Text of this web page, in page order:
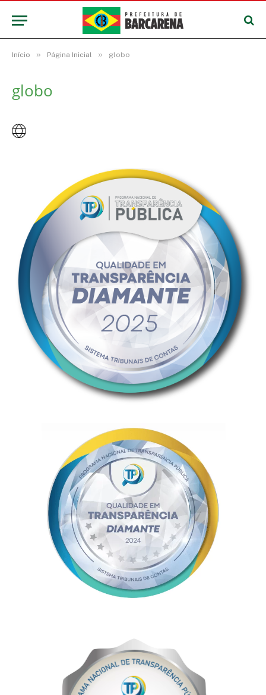
Início » Página Inicial » globo
globo